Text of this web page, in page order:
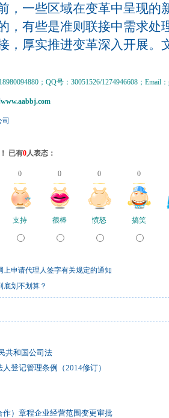
，一些区域在变革中呈现的
，有些是准则联接中需求处
，厚实推进变革深入开展。
；QQ号：30051526/1274946608；Email
www.aabbj.com
司
已有0人表态：
0 0 0 0
支持 很棒 愤怒 搞笑
上申请代理人签字有关规定的通知
底划不划算？
共和国公司法
登记管理条例（2014修订）
）章程企业经营范围变更审批